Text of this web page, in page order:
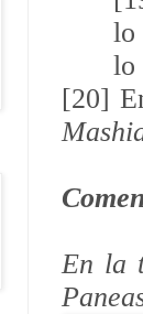
lo
lo
[20]
En la